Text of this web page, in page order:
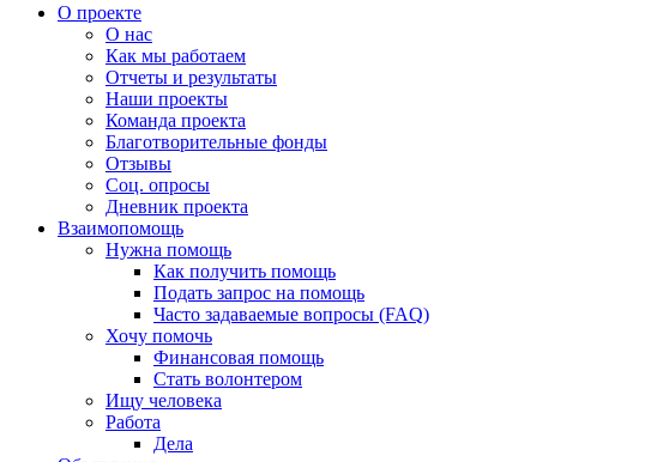
О проекте
О нас
Как мы работаем
Отчеты и результаты
Наши проекты
Команда проекта
Благотворительные фонды
Отзывы
Соц. опросы
Дневник проекта
Взаимопомощь
Нужна помощь
Как получить помощь
Подать запрос на помощь
Часто задаваемые вопросы (FAQ)
Хочу помочь
Финансовая помощь
Стать волонтером
Ищу человека
Работа
Дела